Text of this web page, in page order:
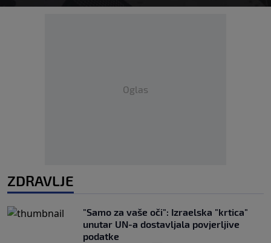
Oglas
ZDRAVLJE
"Samo za vaše oči": Izraelska "krtica"
unutar UN-a dostavljala povjerljive
podatke